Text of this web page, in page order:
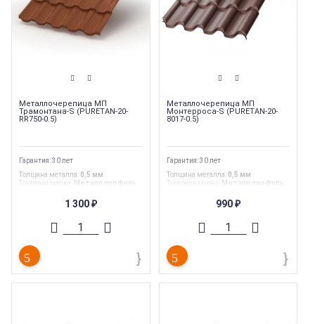
Металлочерепица МП
Трамонтана-S (PURETAN-20-
RR750-0.5)
Гарантия: 30 лет
Толщина металла: 0,5 мм
Торговая марка
Металл профиль
Страна производства :Россия
1,155 м1 300 ₽
Металлочерепица МП
Монтерроса-S (PURETAN-20-
8017-0.5)
Гарантия: 30 лет
Толщина металла: 0,5 мм
Торговая марка
Металл профиль
Страна производства:
1,11 м990₽